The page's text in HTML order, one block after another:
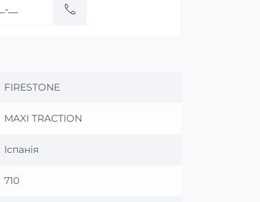
FIRESTONE
MAXI TRACTION
Іспанія
710